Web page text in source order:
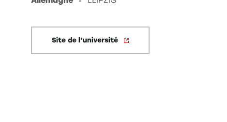
Site de l’université